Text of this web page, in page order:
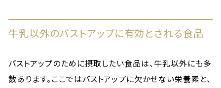
牛乳以外のバストアップに有効とされる食品
バストアップのために摂取したい食品は、牛乳以外にも多
数あります。ここではバストアップに欠かせない栄養素と、